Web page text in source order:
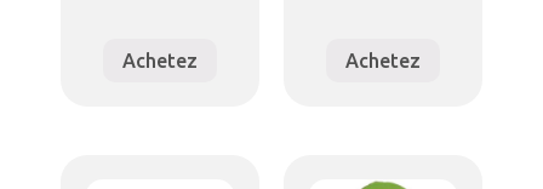
Achetez Achetez